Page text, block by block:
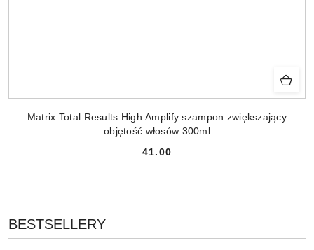
Matrix Total Results High Amplify szampon zwiększający
objętość włosów 300ml
Cena:
41.00
Pomiń karuzelę produktów
PRODUKTY
O
BESTSELLERY